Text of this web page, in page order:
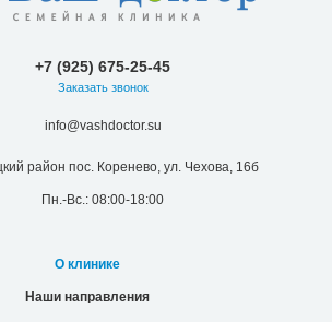
+7 (925) 675-25-45
Заказать звонок
info@vashdoctor.su
район пос. Коренево, ул. Чехова, 16б
Пн.-Вс.: 08:00-18:00
О клинике
Наши направления